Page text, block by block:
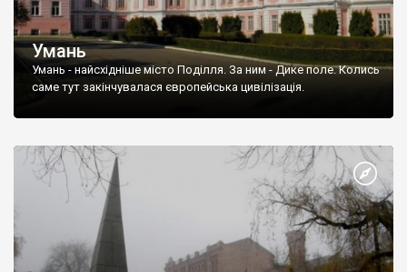
Умань
Умань - найсхідніше місто Поділля. За ним - Дике поле. Колись
саме тут закінчувалася європейська цивілізація.